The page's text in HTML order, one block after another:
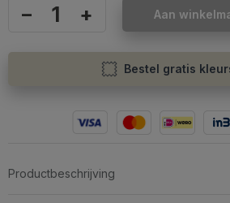
– + Aan
Bestel gratis
Productbeschrijving